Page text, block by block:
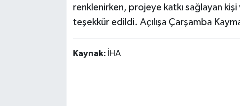
renklenirken, projeye katkı sağlayan
teşekkür edildi. Açılışa Çarşamba
Kaynak: İHA